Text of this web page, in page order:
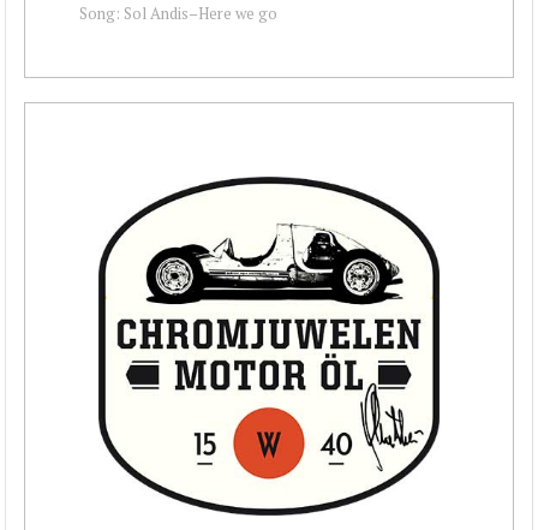
Song: Sol Andis–Here we go